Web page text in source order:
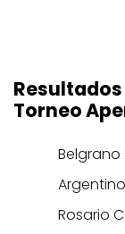
Torneo
Belgrano
Rosario